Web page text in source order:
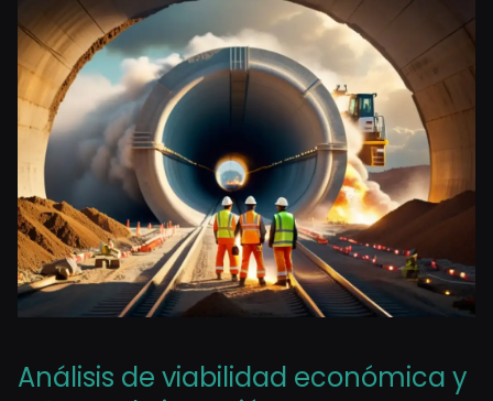
Análisis de viabilidad económica y